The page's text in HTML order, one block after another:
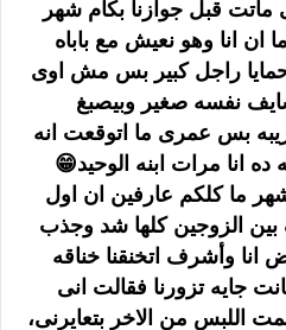
ماتت قبل جوازنا بكام شهر
انا وهو نعيش مع باباه
راجل كبير بس مش اوى
بس شايف نفسه صغير وبيصبغ
بس عمرى ما اتوقعت انه
انا مرات ابنه الوحيد😁
ما كلكم عارفين ان اول
بين الزوجين كلها شد وجذب
وأشرف اتخنقنا خناقه
جايه تزورنا فقالت انى
اللبس من الاخر بتعايرنى،